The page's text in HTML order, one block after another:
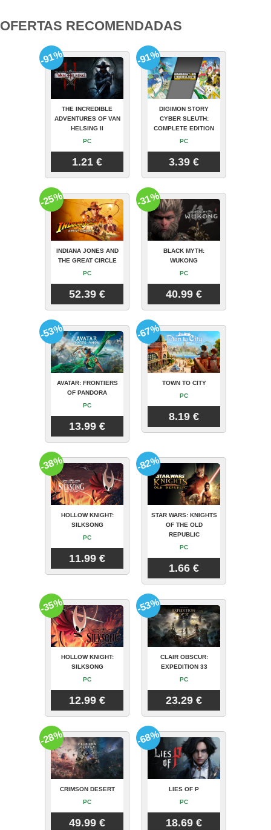
OFERTAS RECOMENDADAS
THE INCREDIBLE
ADVENTURES OF VAN
HELSING II
PC
1.21 €
-91%
DIGIMON STORY
CYBER SLEUTH:
COMPLETE EDITION
PC
3.39 €
-91%
INDIANA JONES AND
THE GREAT CIRCLE
PC
52.39 €
-25%
BLACK MYTH:
WUKONG
PC
40.99 €
-31%
AVATAR: FRONTIERS
OF PANDORA
PC
13.99 €
-53%
TOWN TO CITY
PC
8.19 €
-67%
HOLLOW KNIGHT:
SILKSONG
PC
11.99 €
-38%
STAR WARS: KNIGHTS
OF THE OLD
REPUBLIC
PC
1.66 €
-82%
HOLLOW KNIGHT:
SILKSONG
PC
12.99 €
-35%
CLAIR OBSCUR:
EXPEDITION 33
PC
23.29 €
-53%
CRIMSON DESERT
PC
49.99 €
-28%
LIES OF P
PC
18.69 €
-68%